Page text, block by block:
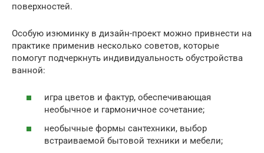
поверхностей.
Особую изюминку в дизайн-проект можно привнести на
практике применив несколько советов, которые
помогут подчеркнуть индивидуальность обустройства
ванной:
игра цветов и фактур, обеспечивающая
необычное и гармоничное сочетание;
необычные формы сантехники, выбор
встраиваемой бытовой техники и мебели;